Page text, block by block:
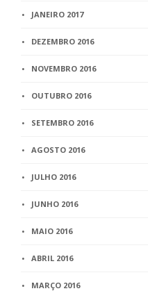
JANEIRO 2017
DEZEMBRO 2016
NOVEMBRO 2016
OUTUBRO 2016
SETEMBRO 2016
AGOSTO 2016
JULHO 2016
JUNHO 2016
MAIO 2016
ABRIL 2016
MARÇO 2016